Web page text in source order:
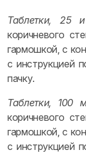
Таблетки, 25
коричневого
гармошкой, с
с инструкцией
пачку.
Таблетки, 100
коричневого
гармошкой, с
с инструкцией